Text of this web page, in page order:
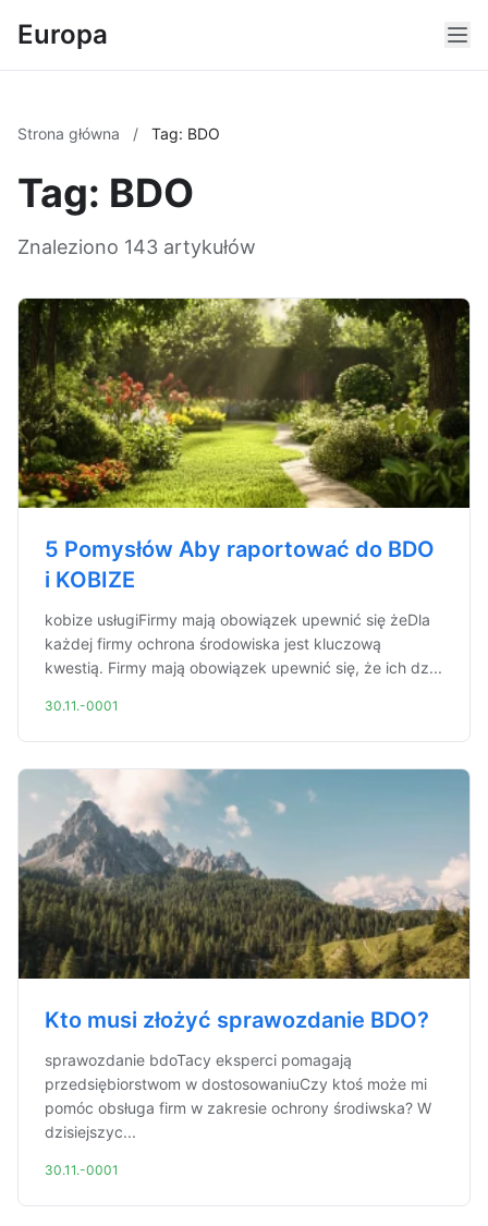
Europa
Strona główna / Tag: BDO
Tag: BDO
Znaleziono 143 artykułów
5 Pomysłów Aby raportować do BDO
i KOBIZE
kobize usługiFirmy mają obowiązek upewnić się żeDla
każdej firmy ochrona środowiska jest kluczową
kwestią. Firmy mają obowiązek upewnić się, że ich dz...
30.11.-0001
Kto musi złożyć sprawozdanie BDO?
sprawozdanie bdoTacy eksperci pomagają
przedsiębiorstwom w dostosowaniuCzy ktoś może mi
pomóc obsługa firm w zakresie ochrony środiwska? W
dzisiejszyc...
30.11.-0001